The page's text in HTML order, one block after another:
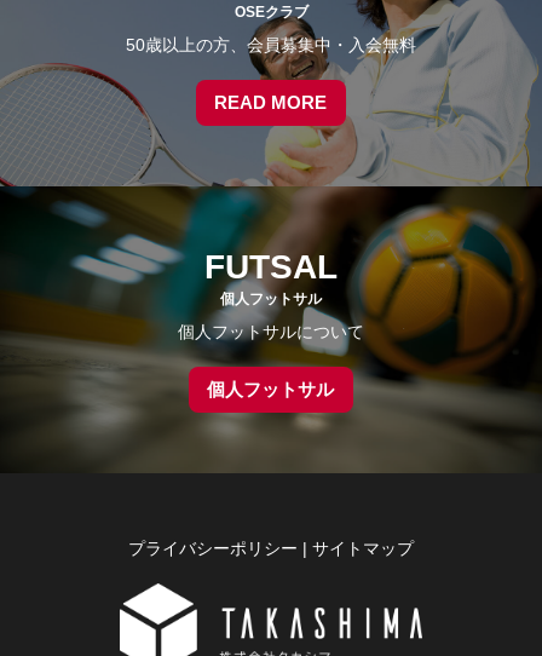
OSEクラブ
50歳以上の方、会員募集中・入会無料
READ MORE
FUTSAL
個人フットサル
個人フットサルについて
個人フットサル
プライバシーポリシー | サイトマップ